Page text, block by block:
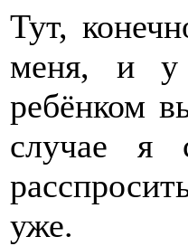
Тут,
меня, и у
ребёнком
случае я
уже.